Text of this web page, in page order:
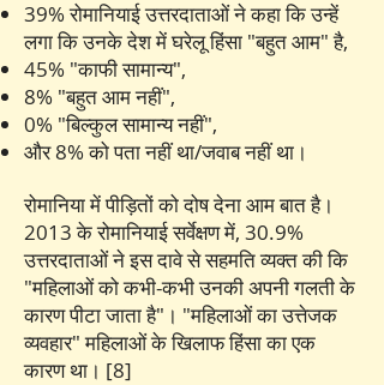
39% रोमानियाई उत्तरदाताओं ने कहा कि उन्हें
लगा कि उनके देश में घरेलू हिंसा "बहुत आम" है,
45% "काफी सामान्य",
8% "बहुत आम नहीं",
0% "बिल्कुल सामान्य नहीं",
और 8% को पता नहीं था/जवाब नहीं था।
रोमानिया में पीड़ितों को दोष देना आम बात है।
2013 के रोमानियाई सर्वेक्षण में, 30.9%
उत्तरदाताओं ने इस दावे से सहमति व्यक्त की कि
"महिलाओं को कभी-कभी उनकी अपनी गलती के
कारण पीटा जाता है"। "महिलाओं का उत्तेजक
व्यवहार" महिलाओं के खिलाफ हिंसा का एक
कारण था। [8]